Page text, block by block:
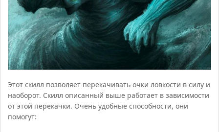
Этот скилл позволяет перекачивать очки ловкости в силу и
наоборот. Скилл описанный выше работает в зависимости
от этой перекачки. Очень удобные способности, они
помогут: